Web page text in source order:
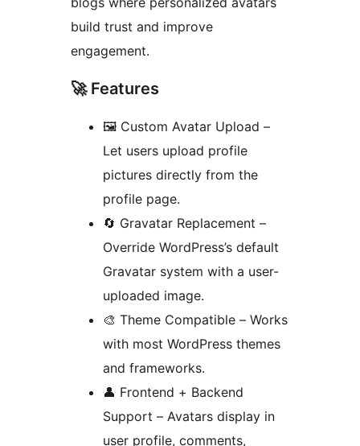
build trust and improve
engagement.
🚀 Features
🖼️ Custom Avatar Upload –
Let users upload profile
pictures directly from the
profile page.
🔄 Gravatar Replacement –
Override WordPress’s default
Gravatar system with a user-
uploaded image.
🎨 Theme Compatible – Works
with most WordPress themes
and frameworks.
👤 Frontend + Backend
Support – Avatars display in
user profile, comments,